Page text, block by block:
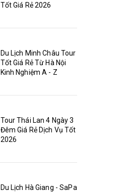
Tốt Giá Rẻ 2026
Du Lịch Minh Châu Tour
Tốt Giá Rẻ Từ Hà Nội
Kinh Nghiệm A - Z
Tour Thái Lan 4 Ngày 3
Đêm Giá Rẻ Dịch Vụ Tốt
2026
Du Lịch Hà Giang - SaPa